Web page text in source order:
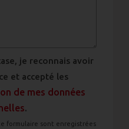
je reconnais avoir
et accepté les
de mes données
.
formulaire sont enregistrées